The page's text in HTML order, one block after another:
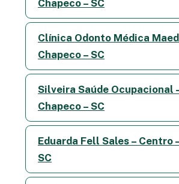
Chapeco – SC
Clínica Odonto Médica
Chapeco – SC
Silveira Saúde Ocupacional
Chapeco – SC
Eduarda Fell Sales – Centro
SC